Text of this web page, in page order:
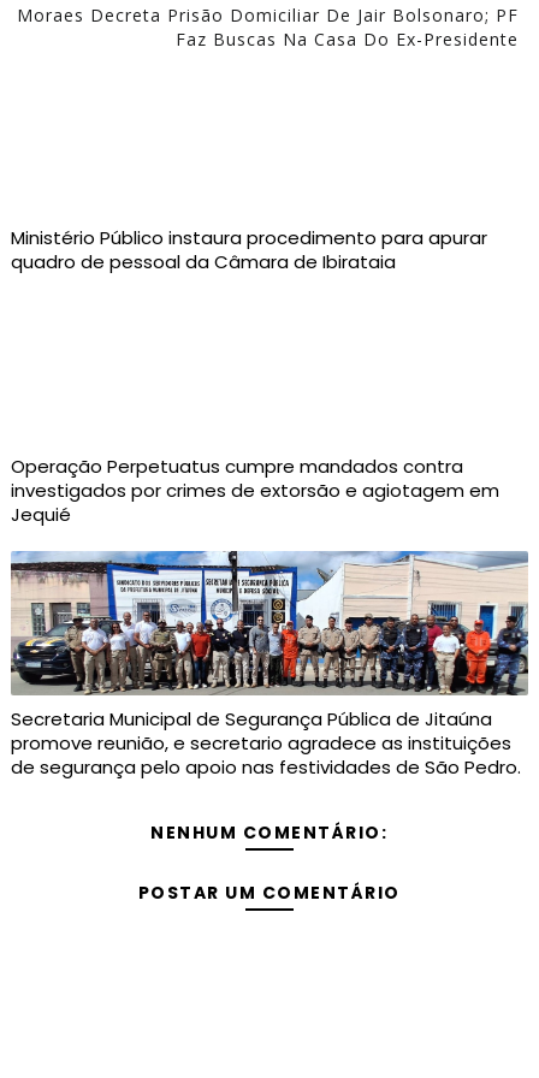
Moraes Decreta Prisão Domiciliar De Jair Bolsonaro; PF
Faz Buscas Na Casa Do Ex-Presidente
Ministério Público instaura procedimento para apurar
quadro de pessoal da Câmara de Ibirataia
Operação Perpetuatus cumpre mandados contra
investigados por crimes de extorsão e agiotagem em
Jequié
Secretaria Municipal de Segurança Pública de Jitaúna
promove reunião, e secretario agradece as instituições
de segurança pelo apoio nas festividades de São Pedro.
NENHUM COMENTÁRIO:
POSTAR UM COMENTÁRIO